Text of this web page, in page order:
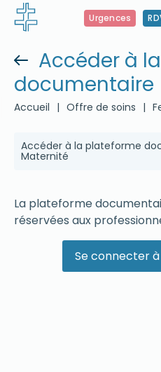
Urgences
Accéder à
documentaire
Accueil | Offre de soins |
Accéder à la plateforme
Maternité
La plateforme
réservées aux
Se connecter